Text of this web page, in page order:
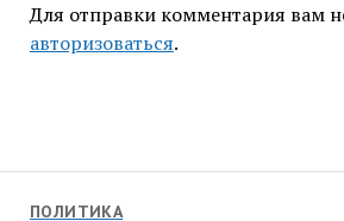
ПОЛИТИКА
Для отправки комментария вам
авторизоваться.